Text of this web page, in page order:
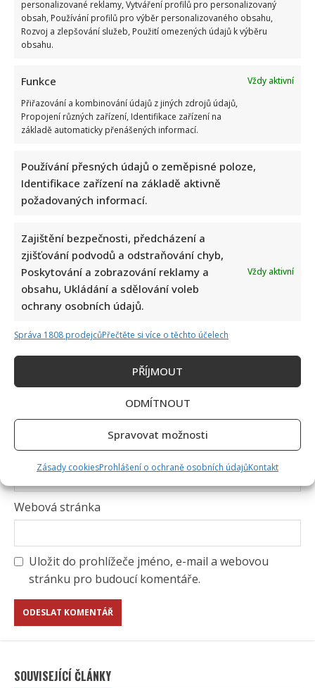
personalizované reklamy, Vytváření profilů pro personalizovaný
obsah, Používání profilů pro výběr personalizovaného obsahu,
Rozvoj a zlepšování služeb, Použití omezených údajů k výběru
obsahu.
Funkce
Vždy aktivní
Přiřazování a kombinování údajů z jiných zdrojů údajů,
Propojení různých zařízení, Identifikace zařízení na
základě automaticky přenášených informací.
Používání přesných údajů o zeměpisné poloze,
Identifikace zařízení na základě aktivně
požadovaných informací.
Zajištění bezpečnosti, předcházení a
zjišťování podvodů a odstraňování chyb,
Poskytování a zobrazování reklamy a
obsahu, Ukládání a sdělování voleb
ochrany osobních údajů.
Vždy aktivní
Správa 1808 prodejcůPřečtěte si více o těchto účelech
PŘÍJMOUT
ODMÍTNOUT
Spravovat možnosti
Zásady cookiesProhlášení o ochraně osobních údajůKontakt
Napsat komentář
Vaše e-mailová adresa nebude zveřejněna.
Vyžadované informace jsou označeny *
Komentář*
E-mail*
Webová stránka
Uložit do prohlížeče jméno, e-mail a webovou
stránku pro budoucí komentáře.
SOUVISEJÍCÍ ČLÁNKY